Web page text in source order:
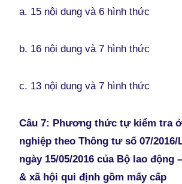
a. 15 nội dung và 6 hình thức
b. 16 nội dung và 7 hình thức
c. 13 nội dung và 7 hình thức
Câu 7: Phương thức tự kiểm tra
nghiệp theo Thông tư số 07/2016/
ngày 15/05/2016 của Bộ lao động
& xã hội qui định gồm mấy cấp